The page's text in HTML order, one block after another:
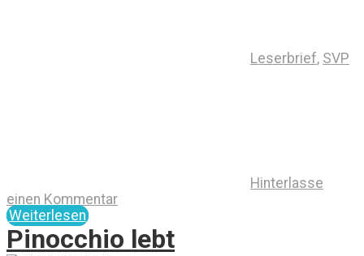
Leserbrief, SVP
Hinterlasse
einen Kommentar
Weiterlesen
Pinocchio lebt